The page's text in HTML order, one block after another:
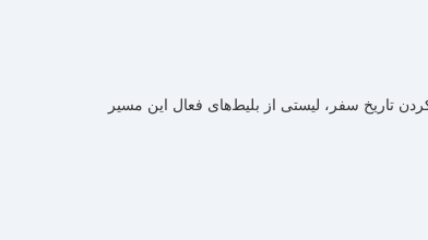
تاریخ سفر، لیستی از بلیط‌های فعال این مسیر